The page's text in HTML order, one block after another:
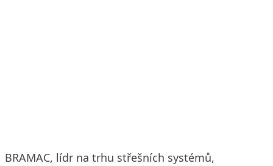
BRAMAC, lídr na trhu střešních systémů,